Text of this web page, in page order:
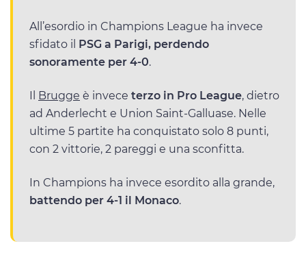
All’esordio in Champions League ha invece
sfidato il PSG a Parigi, perdendo
sonoramente per 4-0.
Il Brugge è invece terzo in Pro League, dietro
ad Anderlecht e Union Saint-Galluase. Nelle
ultime 5 partite ha conquistato solo 8 punti,
con 2 vittorie, 2 pareggi e una sconfitta.
In Champions ha invece esordito alla grande,
battendo per 4-1 il Monaco.